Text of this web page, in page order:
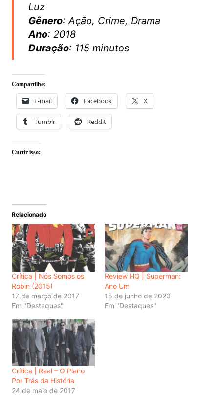
Luz
Gênero: Ação, Crime, Drama
Ano: 2018
Duração: 115 minutos
Compartilhe:
E-mail Facebook X
Tumblr Reddit
Curtir isso:
Relacionado
Crítica | Nós Somos os
Robin (2015)
17 de março de 2017
Em "Destaques"
Review HQ | Superman:
Ano Um
15 de junho de 2020
Em "Destaques"
Crítica | Real – O Plano
Por Trás da História
24 de maio de 2017